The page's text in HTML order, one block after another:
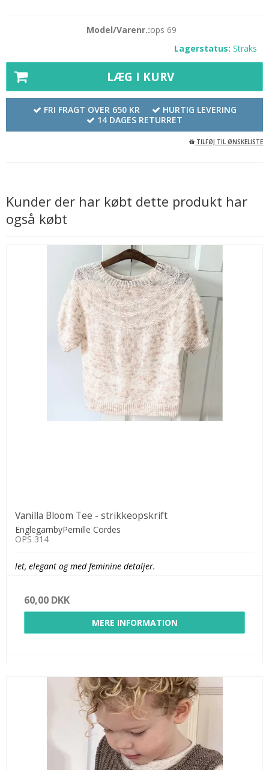
Model/Varenr.:ops 69
Lagerstatus: Straks
LÆG I KURV
FRI FRAGT OVER 650 KR
HURTIG LEVERING
14 DAGES RETURRET
TILFØJ TIL ØNSKELISTE
Kunder der har købt dette produkt har
også købt
Vanilla Bloom Tee - strikkeopskrift
EnglegarnbyPernille Cordes
OPS 314
let, elegant og med feminine detaljer.
60,00 DKK
MERE INFORMATION